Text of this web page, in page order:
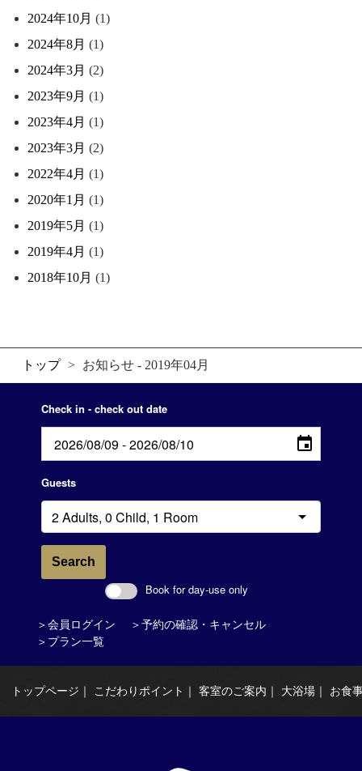
2024年10月 (1)
2024年8月 (1)
2024年3月 (2)
2023年9月 (1)
2023年4月 (1)
2023年3月 (2)
2022年4月 (1)
2020年1月 (1)
2019年5月 (1)
2019年4月 (1)
2018年10月 (1)
トップ > お知らせ - 2019年04月
Check in - check out date
Guests
Search
Book for day-use only
＞会員ログイン
＞予約の確認・キャンセル
＞プラン一覧
トップページ ｜ こだわりポイント ｜ 客室のご案内 ｜ 大浴場 ｜ お食